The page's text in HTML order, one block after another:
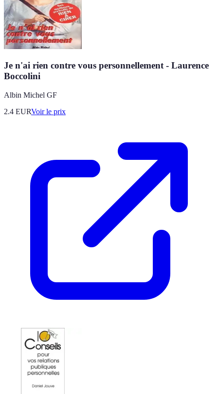
Je n'ai rien contre vous personnellement - Laurence
Boccolini
Albin Michel GF
2.4 EURVoir le prix